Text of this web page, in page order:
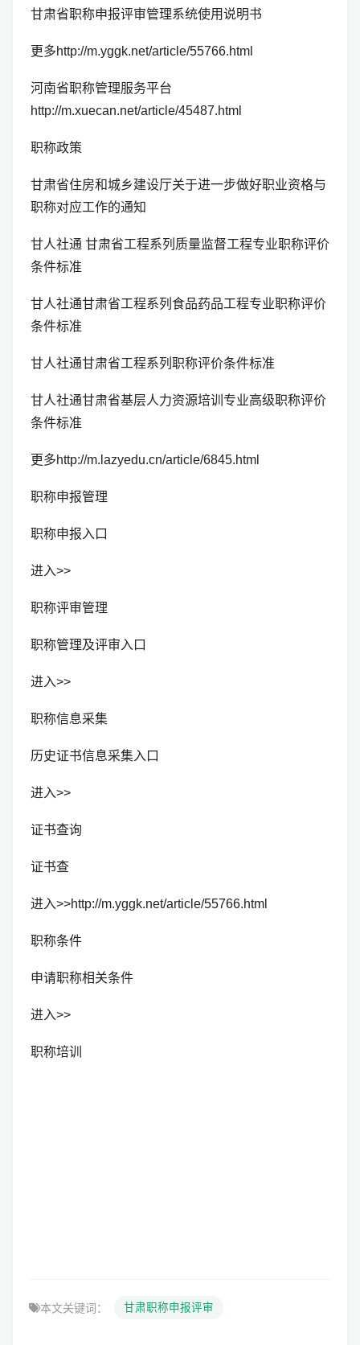
甘肃省职称申报评审管理系统使用说明书
更多http://m.yggk.net/article/55766.html
河南省职称管理服务平台
http://m.xuecan.net/article/45487.html
职称政策
甘肃省住房和城乡建设厅关于进一步做好职业资格与
职称对应工作的通知
甘人社通 甘肃省工程系列质量监督工程专业职称评价
条件标准
甘人社通甘肃省工程系列食品药品工程专业职称评价
条件标准
甘人社通甘肃省工程系列职称评价条件标准
甘人社通甘肃省基层人力资源培训专业高级职称评价
条件标准
更多http://m.lazyedu.cn/article/6845.html
职称申报管理
职称申报入口
进入>>
职称评审管理
职称管理及评审入口
进入>>
职称信息采集
历史证书信息采集入口
进入>>
证书查询
证书查
进入>>http://m.yggk.net/article/55766.html
职称条件
申请职称相关条件
进入>>
职称培训
本文关键词： 甘肃职称申报评审